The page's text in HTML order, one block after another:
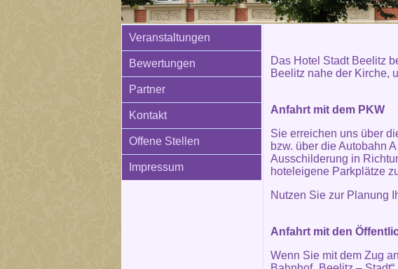
Veranstaltungen
Bewertungen
Partner
Kontakt
Offene Stellen
Impressum
Das Hotel Stadt Beelitz
Beelitz nahe der Kirche,
Anfahrt mit dem PKW
Sie erreichen uns über
bzw. über die Autobahn
Ausschilderung in
hoteleigene Parkplätze
Nutzen Sie zur Planung
Anfahrt mit den
Wenn Sie mit dem Zug